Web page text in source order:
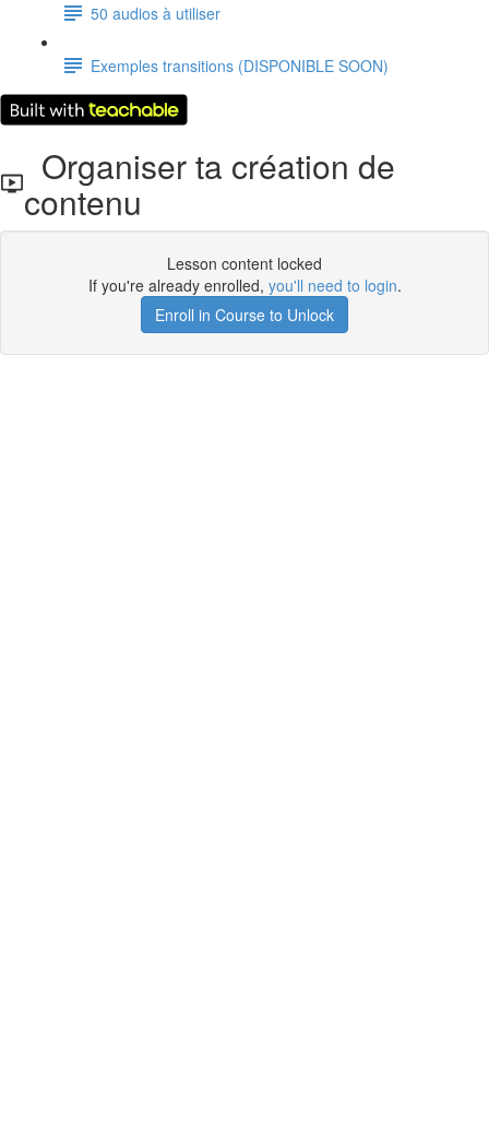
50 audios à utiliser
Exemples transitions (DISPONIBLE SOON)
Organiser ta création de
contenu
Lesson content locked
If you're already enrolled, you'll need to login.
Enroll in Course to Unlock